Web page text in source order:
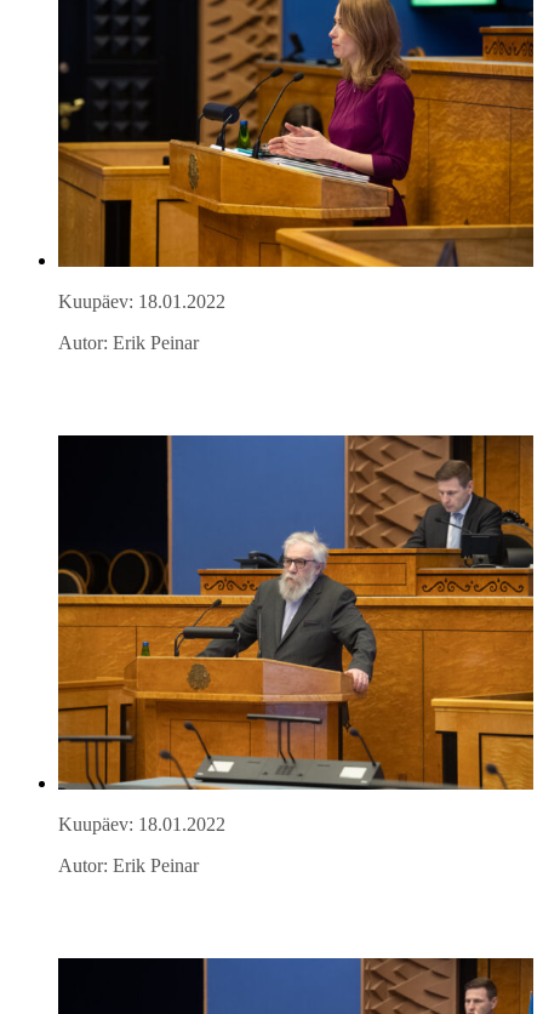
Kuupäev: 18.01.2022
Autor: Erik Peinar
Kuupäev: 18.01.2022
Autor: Erik Peinar